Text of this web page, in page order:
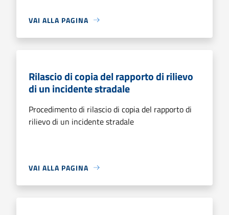
VAI ALLA PAGINA
Rilascio di copia del rapporto di rilievo
di un incidente stradale
Procedimento di rilascio di copia del rapporto di
rilievo di un incidente stradale
VAI ALLA PAGINA